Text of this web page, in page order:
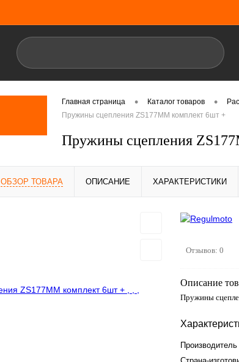
Главная страница • Каталог товаров •
Пружины сцепления ZS177MM комплект 6шт +
Пружины сцепления
ОБЗОР ТОВАРА ОПИСАНИЕ ХАРАКТЕРИСТИКИ
Отзывов: 0
Описание
Пружины
Производитель